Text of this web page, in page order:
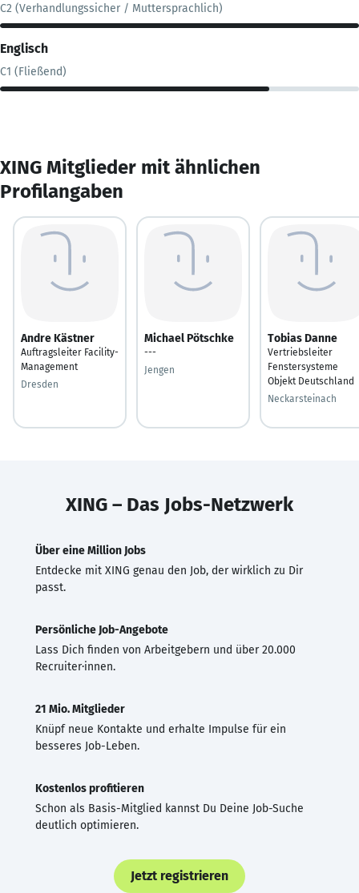
C2 (Verhandlungssicher / Muttersprachlich)
Englisch
C1 (Fließend)
XING Mitglieder mit ähnlichen
Profilangaben
Andre Kästner
Auftragsleiter Facility-
Management
Dresden
Michael Pötschke
---
Jengen
Tobias Danne
Vertriebsleiter
Fenstersysteme
Objekt Deutschland
Neckarsteinach
XING – Das Jobs-Netzwerk
Über eine Million Jobs
Entdecke mit XING genau den Job, der wirklich zu Dir
passt.
Persönliche Job-Angebote
Lass Dich finden von Arbeitgebern und über 20.000
Recruiter·innen.
21 Mio. Mitglieder
Knüpf neue Kontakte und erhalte Impulse für ein
besseres Job-Leben.
Kostenlos profitieren
Schon als Basis-Mitglied kannst Du Deine Job-Suche
deutlich optimieren.
Jetzt registrieren